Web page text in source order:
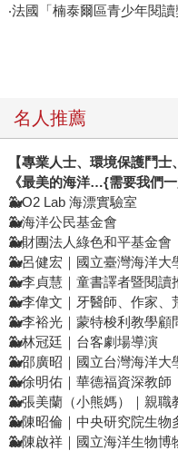
‧法國「楠泰爾區青少年閱讀
名人推薦
【專業人士、環境保護鬥士
《最美的海洋…{需要我們
🐳O2 Lab 海漂實驗室
🐳海洋公民基金會
🐳財團法人綠色和平基金會
🐳呂健宏｜國立臺灣海洋大
🐳李貞慧｜童書譯者暨閱讀
🐳李偉文｜牙醫師、作家、
🐳李裕光｜蒙特梭利教學顧
🐳林冠廷｜台客劇場導演
🐳邵廣昭｜國立台灣海洋大
🐳徐明佑｜華德福資深教師
🐳張美蘭（小熊媽）｜親職
🐳陳昭倫｜中央研究院生物
🐳陳啟祥｜國立海洋生物博